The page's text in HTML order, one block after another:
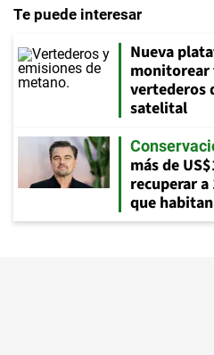
Te puede interesar
Nueva
monitorear
vertederos
satelital
más de
recuperar
que